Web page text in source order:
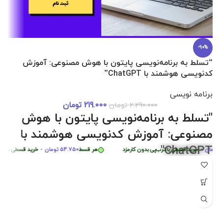
هر قسط 54.750تومان • خرید قسطی با ترب‌پی خرید قسطی با ترب‌پی بدون کارمزد
-90%
“تسلط به برنامه‌نویسی پایتون با هوش مصنوعی: آموزش
کدنویسی هوشمند با ChatGPT”
برنامه نویسی
2.290.000 تومان 219.000 تومان
"تسلط به برنامه‌نویسی پایتون با هوش
مصنوعی: آموزش کدنویسی هوشمند با
ChatGPT"
"با شرکت در این دوره جامع و کاربردی، به راحتی مهارت‌های
برنامه‌نویسی پایتون را از سطح مبتدی تا پیشرفته با کمک هوش
آموزشی، شما را قادر می‌سازد تا به سرعت الگوریتم‌های پیچیده را
خرید قسطی با ترب‌پی بدون کارمزد
هر قسط449.975تومان • خرید قسطی با ترب‌پی بدون کارمزد